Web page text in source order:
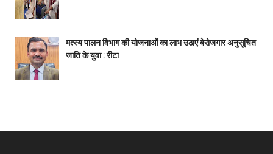
मत्स्य पालन विभाग की योजनाओं का लाभ उठाएं बेरोजगार अनुसूचित
जाति के युवा : रीटा